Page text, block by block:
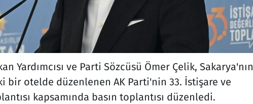
Yardımcısı ve Parti Sözcüsü Ömer Çelik, Sakarya'nın
bir otelde düzenlenen AK Parti'nin 33. İstişare ve
kapsamında basın toplantısı düzenledi.